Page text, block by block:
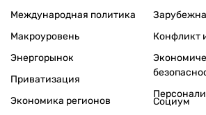
Международная политика
Макроуровень
Энергорынок
Приватизация
Экономика регионов
Конфликт
Социум